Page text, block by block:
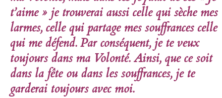
t’aime» je trouverai aussi celle qui sèche mes
larmes, celle qui partage mes souffrances celle
qui me défend. Par conséquent, je te veux
toujours dans ma Volonté. Ainsi, que ce soit
dans la fête ou dans les souffrances, je te
garderai toujours avec moi.